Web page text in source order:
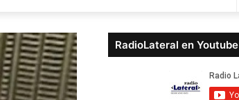
RadioLateral en Youtube